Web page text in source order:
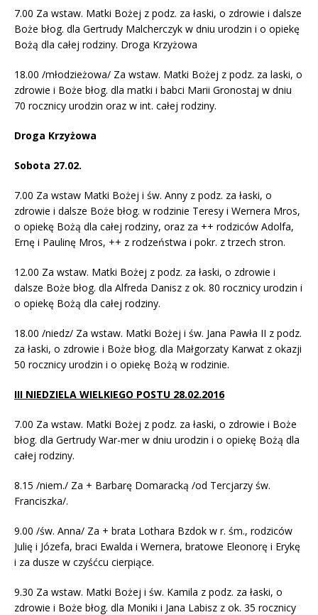
7.00 Za wstaw. Matki Bożej z podz. za łaski, o zdrowie i dalsze
Boże błog. dla Gertrudy Malcherczyk w dniu urodzin i o opiekę
Bożą dla całej rodziny. Droga Krzyżowa
18.00 /młodzieżowa/ Za wstaw. Matki Bożej z podz. za laski, o
zdrowie i Boże błog. dla matki i babci Marii Gronostaj w dniu
70 rocznicy urodzin oraz w int. całej rodziny.
Droga Krzyżowa
Sobota 27.02.
7.00 Za wstaw Matki Bożej i św. Anny z podz. za łaski, o
zdrowie i dalsze Boże błog. w rodzinie Teresy i Wernera Mros,
o opiekę Bożą dla całej rodziny, oraz za ++ rodziców Adolfa,
Ernę i Paulinę Mros, ++ z rodzeństwa i pokr. z trzech stron.
12.00 Za wstaw. Matki Bożej z podz. za łaski, o zdrowie i
dalsze Boże błog. dla Alfreda Danisz z ok. 80 rocznicy urodzin i
o opiekę Bożą dla całej rodziny.
18.00 /niedz/ Za wstaw. Matki Bożej i św. Jana Pawła II z podz.
za łaski, o zdrowie i Bo­że błog. dla Małgorzaty Karwat z okazji
50 rocznicy urodzin i o opiekę Bożą w rodzinie.
III NIEDZIELA WIELKIEGO POSTU 28.02.2016
7.00 Za wstaw. Matki Bożej z podz. za łaski, o zdrowie i Boże
błog. dla Gertrudy War-mer w dniu urodzin i o opiekę Bożą dla
całej rodziny.
8.15 /niem./ Za + Barbarę Domaracką /od Tercjarzy św.
Franciszka/.
9.00 /św. Anna/ Za + brata Lothara Bzdok w r. śm., rodziców
Julię i Józefa, braci Ewal­da i Wernera, bratowe Eleonorę i Erykę
i za dusze w czyśćcu cierpiące.
9.30 Za wstaw. Matki Bożej i św. Kamila z podz. za łaski, o
zdrowie i Boże błog. dla Mo­niki i Jana Labisz z ok. 35 rocznicy